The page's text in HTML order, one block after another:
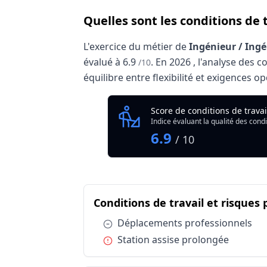
Quelles sont les conditions
L'exercice du métier deIngénieur /
évalué à 6.9 /10. En 2026 , l'analyse des
équilibre entre flexibilité et exigences
Analyse des conditions de
Qualité globale de l'environnement
Score de conditions de
Indice évaluant la qualité des
6.9 / 10
Résumé des conditions
Catégorie
Conditions de travail et risques
Conditions de travail et risques
Publics spécifiques
Conditions de travail et risques
Condition :
Déplacements professionnels
Condition :
Station assise prolongée